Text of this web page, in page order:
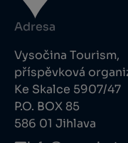
Adresa
Vysočina Tourism,
příspěvková
Ke Skalce 5907/47
P.O. BOX 85
586 01 Jihlava